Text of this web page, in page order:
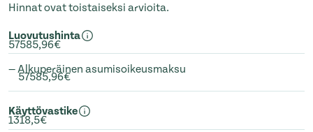
Hinnat ovat toistaiseksi arvioita.
Luovutushinta
57585,96€
— Alkuperäinen asumisoikeusmaksu
57585,96€
Käyttövastike
1318,5€